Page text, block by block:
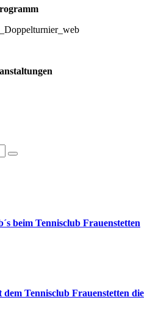
beim Tennisclub Frauenstetten
dem Tennisclub Frauenstetten die